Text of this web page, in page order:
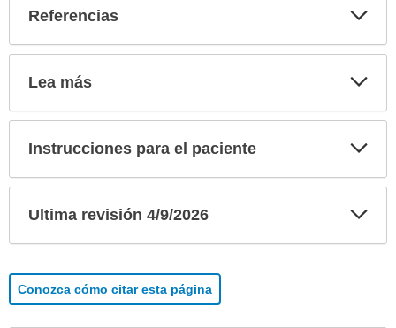
Referencias
Lea más
Instrucciones para el paciente
Ultima revisión 4/9/2026
Conozca cómo citar esta página